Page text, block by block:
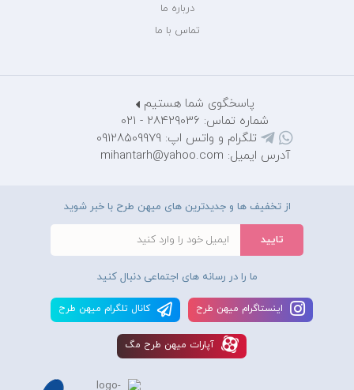
درباره ما
تماس با ما
پاسخگوی شما هستیم
شماره تماس: 28429036 - 021
تلگرام و واتس اپ: 09128509979
آدرس ایمیل: mihantarh@yahoo.com
از تخفیف ها و جدیدترین های میهن طرح با خبر شوید
ما را در رسانه های اجتماعی دنبال کنید
اينستاگرام ميهن طرح کانال تلگرام ميهن طرح
آپارات ميهن طرح مگ